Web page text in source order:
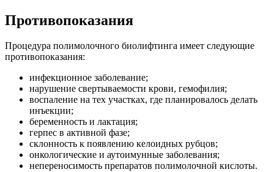
Противопоказания
Процедура полимолочного биолифтинга имеет следующие
противопоказания:
инфекционное заболевание;
нарушение свертываемости крови, гемофилия;
воспаление на тех участках, где планировалось делать
инъекции;
беременность и лактация;
герпес в активной фазе;
склонность к появлению келоидных рубцов;
онкологические и аутоимунные заболевания;
непереносимость препаратов полимолочной кислоты.